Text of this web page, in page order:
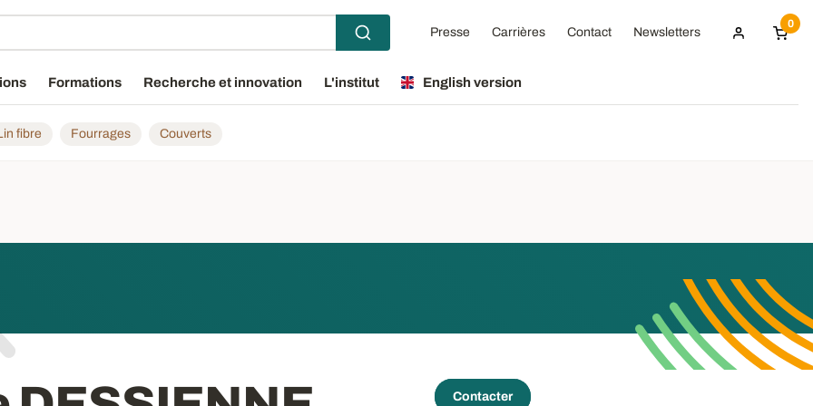
Presse Carrières Contact Newsletters
0
Formations Recherche et innovation L'institut English version
fibre Fourrages Couverts
Contacter